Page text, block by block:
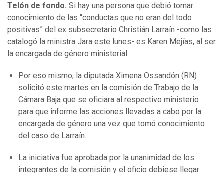
Telón de fondo. Si hay una persona que debió tomar
conocimiento de las “conductas que no eran del todo
positivas” del ex subsecretario Christián Larraín -como las
catalogó la ministra Jara este lunes- es Karen Mejías, al ser
la encargada de género ministerial.
Por eso mismo, la diputada Ximena Ossandón (RN)
solicitó este martes en la comisión de Trabajo de la
Cámara Baja que se oficiara al respectivo ministerio
para que informe las acciones llevadas a cabo por la
encargada de género una vez que tomó conocimiento
del caso de Larraín.
La iniciativa fue aprobada por la unanimidad de los
integrantes de la comisión y el oficio debiese llegar